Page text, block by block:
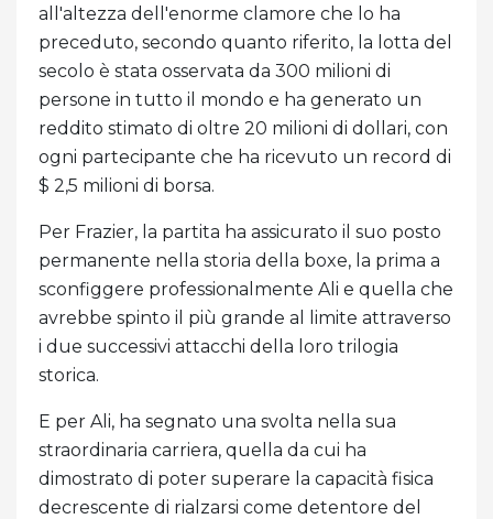
all'altezza dell'enorme clamore che lo ha
preceduto, secondo quanto riferito, la lotta del
secolo è stata osservata da 300 milioni di
persone in tutto il mondo e ha generato un
reddito stimato di oltre 20 milioni di dollari, con
ogni partecipante che ha ricevuto un record di
$ 2,5 milioni di borsa.
Per Frazier, la partita ha assicurato il suo posto
permanente nella storia della boxe, la prima a
sconfiggere professionalmente Ali e quella che
avrebbe spinto il più grande al limite attraverso
i due successivi attacchi della loro trilogia
storica.
E per Ali, ha segnato una svolta nella sua
straordinaria carriera, quella da cui ha
dimostrato di poter superare la capacità fisica
decrescente di rialzarsi come detentore del